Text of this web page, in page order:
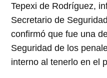
Tepexi de Rodríguez,
Secretario de
confirmó que fue una
Seguridad de los
interno al tenerlo en el